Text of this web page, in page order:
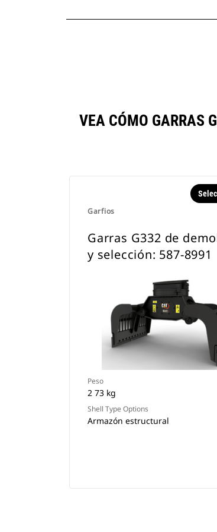
VEA CÓMO GARRAS
Garfios
Garras G332 de
y selección: 587-8991
Peso
2 73 kg
Shell Type Options
Armazón estructural